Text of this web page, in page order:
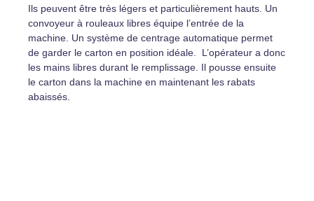
Ils peuvent être très légers et particulièrement hauts. Un
convoyeur à rouleaux libres équipe l’entrée de la
machine. Un système de centrage automatique permet
de garder le carton en position idéale. L’opérateur a donc
les mains libres durant le remplissage. Il pousse ensuite
le carton dans la machine en maintenant les rabats
abaissés.